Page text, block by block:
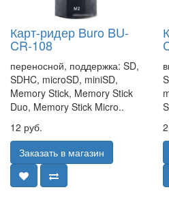
Карт-ридер Buro BU-
CR-108
переносной, поддержка: SD,
SDHC, microSD, miniSD,
Memory Stick, Memory Stick
Duo, Memory Stick Micro..
12 руб.
Заказать в магазин